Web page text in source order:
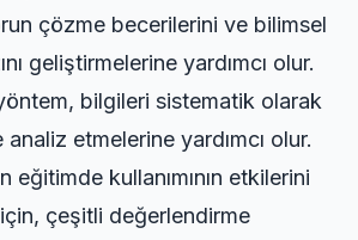
çözme becerilerini ve bilimsel
geliştirmelerine yardımcı olur.
bilgileri sistematik olarak
etmelerine yardımcı olur.
eğitimde kullanımının etkilerini
çeşitli değerlendirme